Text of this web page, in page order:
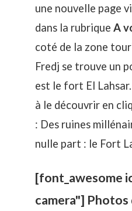
une nouvelle page
dans la rubrique A
coté de la zone
Fredj se trouve un
est le fort El
à le découvrir en
: Des ruines
nulle part : le Fort
[font_awesome
camera"]